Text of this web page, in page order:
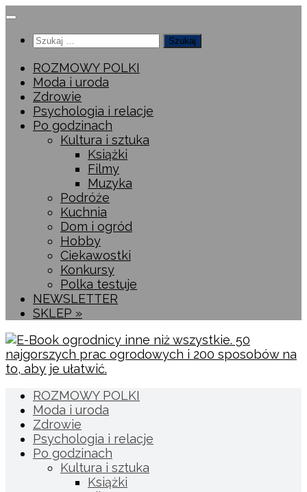
Przeskocz
treściSzukaj:
ROZMOWY POLKI
Moda i uroda
Zdrowie
Psychologia i relacje
Po godzinach
Kultura i sztuka
Książki
Filmy
Muzyka
Podróże
Kuchnia
Dom i ogród
Hobby
Ciekawostki
Konkursy
Polka testuje
NEWSLETTER
SKLEP »
ROZMOWY POLKI
Moda i uroda
Zdrowie
Psychologia i relacje
Po godzinach
Kultura i sztuka
Książki